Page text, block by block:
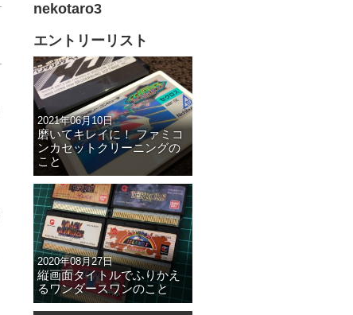
の
リ
ン
ク
nekotaro3
エントリーリスト
2021年06月10日
磨いてキレイに！ ファミコ
ンカセットクリーニングの
こと
2020年08月27日
縦画面タイトルでふりかえ
るワンダースワンのこと